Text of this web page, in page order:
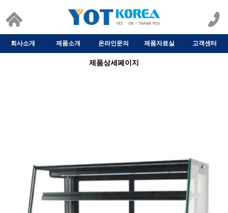
회사소개 제품소개 온라인문의 제품자료실 고객센터
제품상세페이지